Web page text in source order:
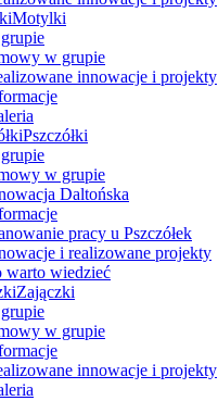
Motylki
w grupie
innowacje i projekty
Pszczółki
w grupie
Daltońska
pracy u Pszczółek
i realizowane projekty
warto wiedzieć
Zajączki
w grupie
innowacje i projekty